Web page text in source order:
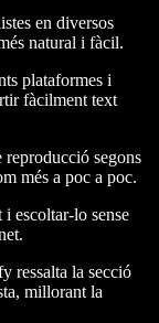
en diversos
natural i fàcil.
plataformes i
fàcilment text
reproducció segons
més a poc a poc.
escoltar-lo sense
ressalta la secció
millorant la